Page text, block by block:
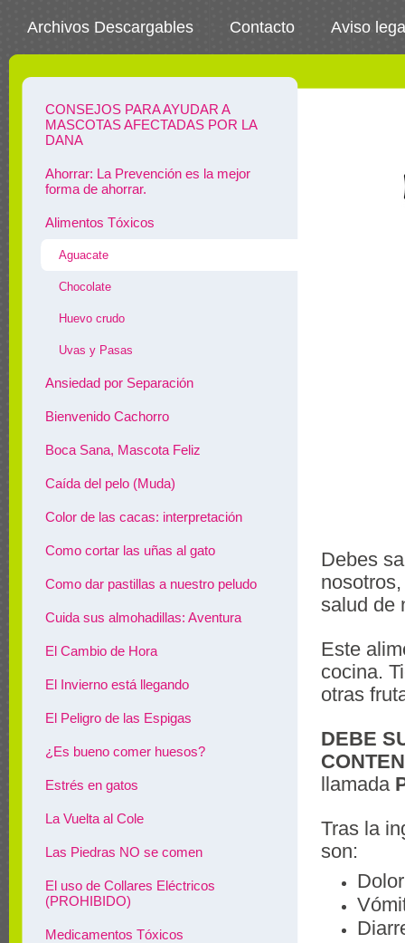
Archivos Descargables Contacto Aviso
Debes
salud de
Este
cocina.
otras
DEBE
llamada
Tras la
son:
CONSEJOS PARA AYUDAR A
MASCOTAS AFECTADAS POR LA
DANA
Ahorrar: La Prevención es la mejor
forma de ahorrar.
Alimentos Tóxicos
Aguacate
Chocolate
Huevo crudo
Uvas y Pasas
Ansiedad por Separación
Bienvenido Cachorro
Boca Sana, Mascota Feliz
Caída del pelo (Muda)
Color de las cacas: interpretación
Como cortar las uñas al gato
Como dar pastillas a nuestro peludo
Cuida sus almohadillas: Aventura
El Cambio de Hora
El Invierno está llegando
El Peligro de las Espigas
¿Es bueno comer huesos?
Estrés en gatos
La Vuelta al Cole
Las Piedras NO se comen
El uso de Collares Eléctricos
(PROHIBIDO)
Medicamentos Tóxicos